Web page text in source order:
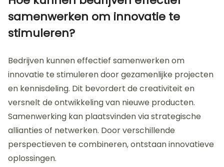
universiteiten en onderzoeksinstellingen bevordert
kennisuitwisseling. Investeringen in R&D zijn cruciaal;
bedrijven die 5% van hun omzet in R&D investeren,
Een innovatieve bedrijfscultuur moedigt creativiteit
aan en stelt medewerkers in staat om nieuwe
ideeën te verkennen. Het toepassen van agile
methodologieën versnelt het ontwikkelingsproces
van nieuwe technologieën. Het implementeren van
feedbackmechanismen helpt bedrijven om snel in te
spelen op marktveranderingen. Tot slot, het creëren
van een ondersteunend beleidsklimaat door de